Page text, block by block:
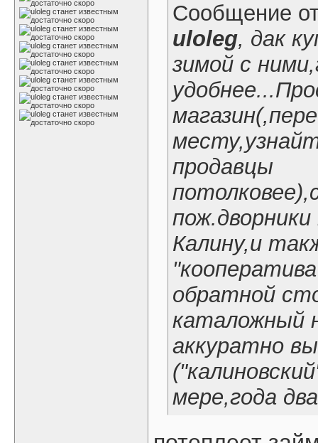
Сообщение
uloleg, дак
зимой с
продавцы
Калину,и
обратной
каталожный
аккуратно
мере,года